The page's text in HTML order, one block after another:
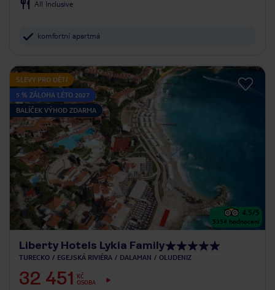
All Inclusive
komfortní apartmá
SLEVY PRO DĚTI
5 % ZÁLOHA LÉTO 2027
BALÍČEK VÝHOD ZDARMA
4.5/5
5354 hodnocení
Liberty Hotels Lykia Family
TURECKO EGEJSKÁ RIVIÉRA DALAMAN OLUDENIZ
32 451
KČ
OSOBA